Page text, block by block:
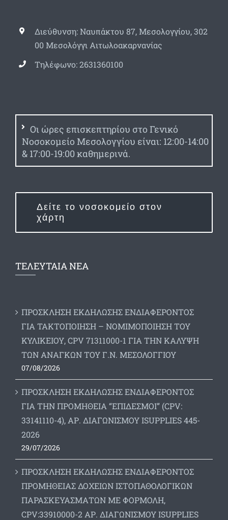
Διεύθυνση: Ναυπάκτου 87, Μεσολογγίου, 302
00 Μεσολόγγι Αιτωλοακαρνανίας
Τηλέφωνο: 2631360100
Οι ώρες επισκεπτηρίου στο Γενικό
Νοσοκομείο Μεσολογγίου είναι: 12:00-14:00
& 17:00-19:00 καθημερινά.
Δείτε το νοσοκομείο στον
χάρτη
ΤΕΛΕΥΤΑΙΑ ΝΕΑ
ΠΡΟΣΚΛΗΣΗ ΕΚΔΗΛΩΣΗΣ ΕΝΔΙΑΦΕΡΟΝΤΟΣ
ΓΙΑ ΤΑΚΤΟΠΟΙΗΣΗ – ΝΟΜΙΜΟΠΟΙΗΣΗ ΤΟΥ
ΚΥΛΙΚΕΙΟΥ, CPV 71311000-1 ΓΙΑ ΤΗΝ ΚΑΛΥΨΗ
ΤΩΝ ΑΝΑΓΚΩΝ ΤΟΥ Γ.Ν. ΜΕΣΟΛΟΓΓΙΟΥ
07/08/2026
ΠΡΟΣΚΛΗΣΗ ΕΚΔΗΛΩΣΗΣ ΕΝΔΙΑΦΕΡΟΝΤΟΣ
ΓΙΑ ΤΗΝ ΠΡΟΜΗΘΕΙΑ “ΕΠΙΔΕΣΜΟΙ” (CPV:
33141110-4), ΑΡ. ΔΙΑΓΩΝΙΣΜΟΥ ISUPPLIES 445-
2026
29/07/2026
ΠΡΟΣΚΛΗΣΗ ΕΚΔΗΛΩΣΗΣ ΕΝΔΙΑΦΕΡΟΝΤΟΣ
ΠΡΟΜΗΘΕΙΑΣ ΔΟΧΕΙΩΝ ΙΣΤΟΠΑΘΟΛΟΓΙΚΩΝ
ΠΑΡΑΣΚΕΥΑΣΜΑΤΩΝ ΜΕ ΦΟΡΜΟΛΗ,
CPV:33910000-2 ΑΡ. ΔΙΑΓΩΝΙΣΜΟΥ ΙSUPPLIES